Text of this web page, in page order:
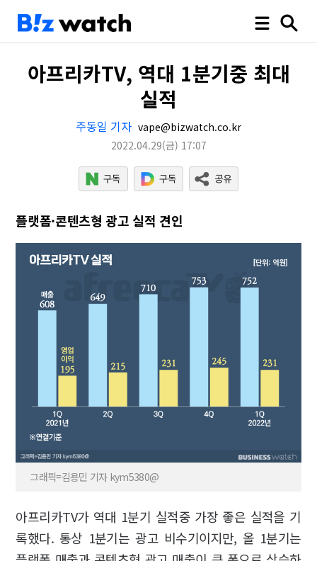
아프리카TV, 역대 1분기중 최대
실적
주동일 기자 vape@bizwatch.co.kr
2022.04.29(금) 17:07
플랫폼·콘텐츠형 광고 실적 견인
그래픽=김용민 기자 kym5380@
아프리카TV가 역대 1분기 실적중 가장 좋은 실적을 기
록했다. 통상 1분기는 광고 비수기이지만, 올 1분기는